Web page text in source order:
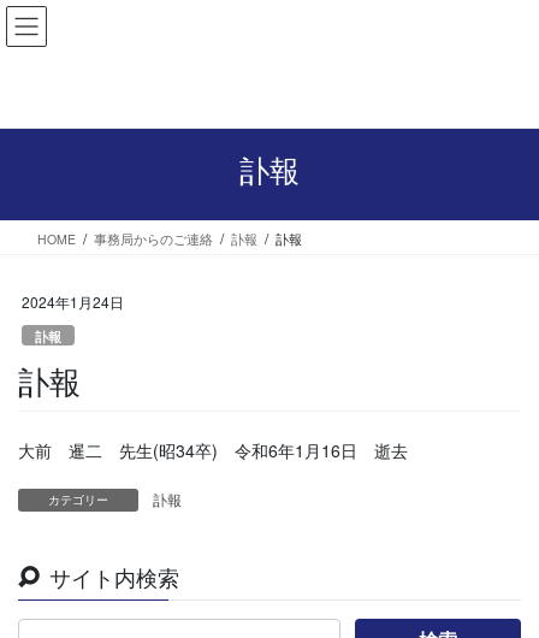
コ
ン
ナ
ビ
訃報
HOME 事務局からのご連絡 訃報 訃報
2024年1月24日
訃報
訃報
大前 暹二 先生(昭34卒) 令和6年1月16日 逝去
カテゴリー 訃報
サイト内検索